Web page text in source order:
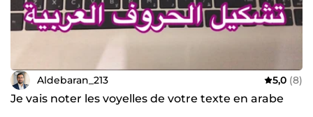
Aldebaran_213 5,0 (8)
Je vais noter les voyelles de votre texte en arabe